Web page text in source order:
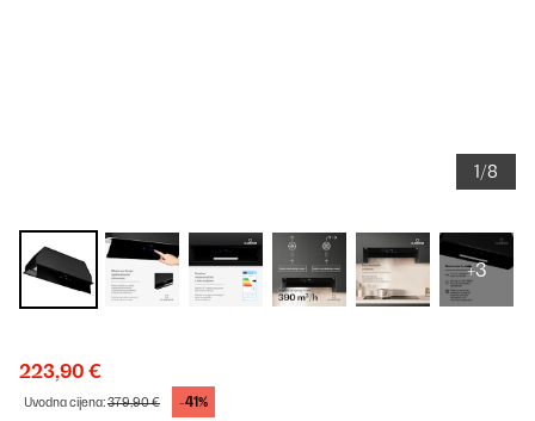
1/8
+3
223,90 €
Uvodna cijena:379,90 € -41%